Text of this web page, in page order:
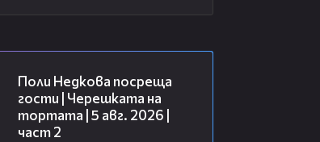
Поли Недкова посреща
гости | Черешката на
тортата | 5 авг. 2026 |
част 2